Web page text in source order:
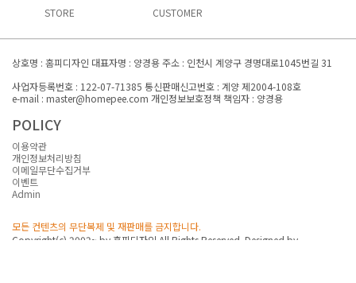
브랜드소개
전체보기
MENU 03
MENU 04
창업FAQ
창업문의
STORE
CUSTOMER
상호명 : 홈피디자인 대표자명 : 양경용 주소 : 인천시 계양구 경명대로1045번길 31
사업자등록번호 : 122-07-71385 통신판매신고번호 : 계양 제2004-108호
e-mail : master@homepee.com 개인정보보호정책 책임자 : 양경용
POLICY
이용약관
개인정보처리방침
이메일무단수집거부
이벤트
Admin
모든 컨텐츠의 무단복제 및 재판매를 금지합니다.
Copyright(c) 2002~ by 홈피디자인 All Rights Reserved. Designed by